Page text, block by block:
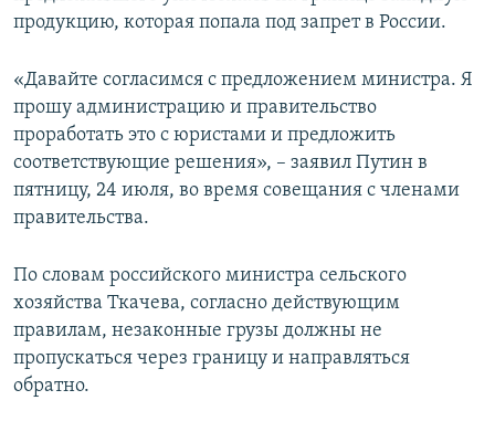
продукцию, которая попала под запрет в России.
«Давайте согласимся с предложением министра. Я
прошу администрацию и правительство
проработать это с юристами и предложить
соответствующие решения», – заявил Путин в
пятницу, 24 июля, во время совещания с членами
правительства.
По словам российского министра сельского
хозяйства Ткачева, согласно действующим
правилам, незаконные грузы должны не
пропускаться через границу и направляться
обратно.